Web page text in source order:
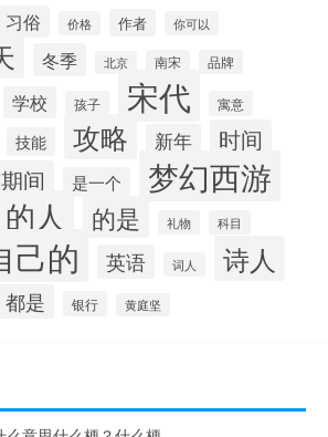
习俗 价格 作者 你可以
冬季 北京 南宋 品牌
学校 孩子 宋代 寓意
技能 攻略 新年 时间
间 是一个 梦幻西游
的人 的是 礼物 科目
己的 英语 词人 诗人
都是 银行 黄庭坚